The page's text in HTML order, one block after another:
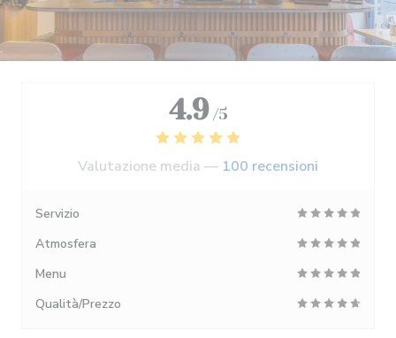
4.9 /5
Valutazione media — 100 recensioni
Servizio
Atmosfera
Menu
Qualità/Prezzo